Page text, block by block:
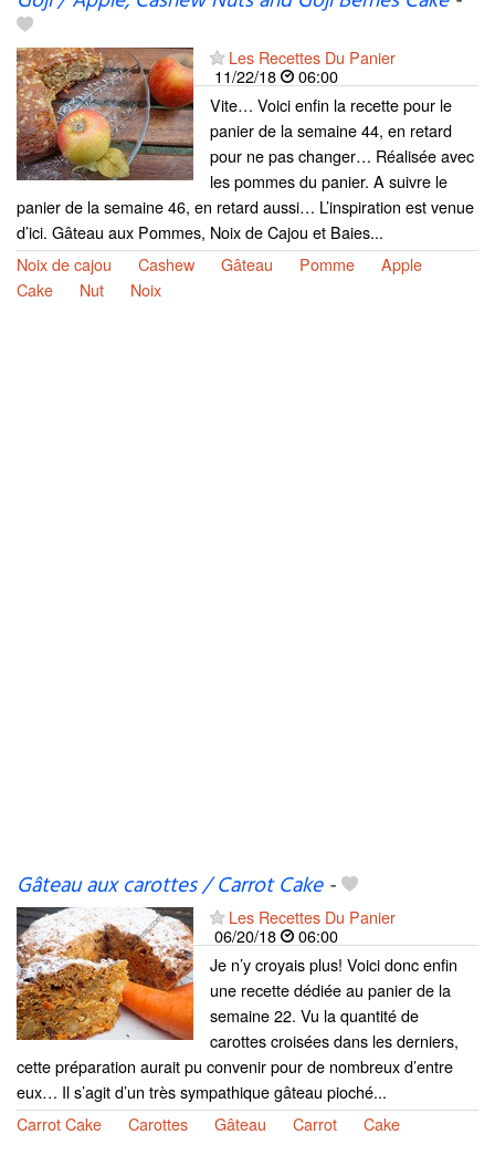
Les Recettes Du Panier
11/22/18
06:00
Vite… Voici enfin la recette pour le
panier de la semaine 44, en retard
pour ne pas changer… Réalisée avec
les pommes du panier. A suivre le
panier de la semaine 46, en retard aussi… L’inspiration est venue
d’ici. Gâteau aux Pommes, Noix de Cajou et Baies...
Noix de cajou
Cashew Gâteau Pomme
Apple
Cake
Nut Noix
Gâteau aux carottes / Carrot Cake-
Les Recettes Du Panier
06/20/18
06:00
Je n’y croyais plus! Voici donc enfin
une recette dédiée au panier de la
semaine 22. Vu la quantité de
carottes croisées dans les derniers,
cette préparation aurait pu convenir pour de nombreux d’entre
eux… Il s’agit d’un très sympathique gâteau pioché...
Carrot Cake
Carottes Gâteau Carrot Cake